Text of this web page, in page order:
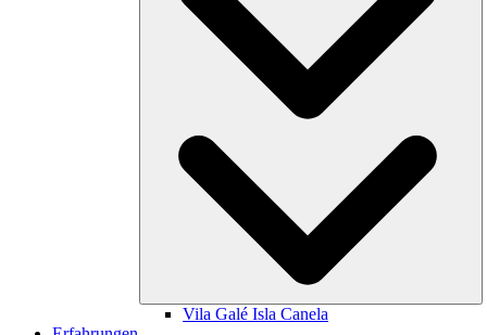
Vila Galé Isla Canela